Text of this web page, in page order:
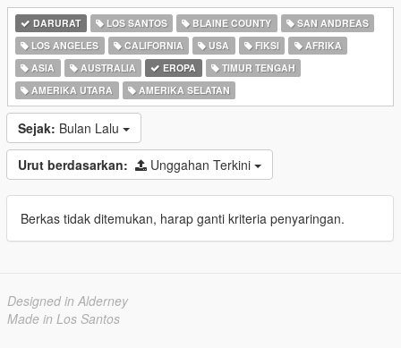
DARURAT LOS SANTOS BLAINE COUNTY
SAN ANDREAS
LOS ANGELES
CALIFORNIA USA FIKSI
AFRIKA
ASIA
AUSTRALIA EROPA
TIMUR TENGAH
AMERIKA UTARA
AMERIKA SELATAN
Sejak: Bulan Lalu
Urut berdasarkan: Unggahan Terkini
Berkas tidak ditemukan, harap ganti kriteria penyaringan.
Designed in Alderney
Made in Los Santos